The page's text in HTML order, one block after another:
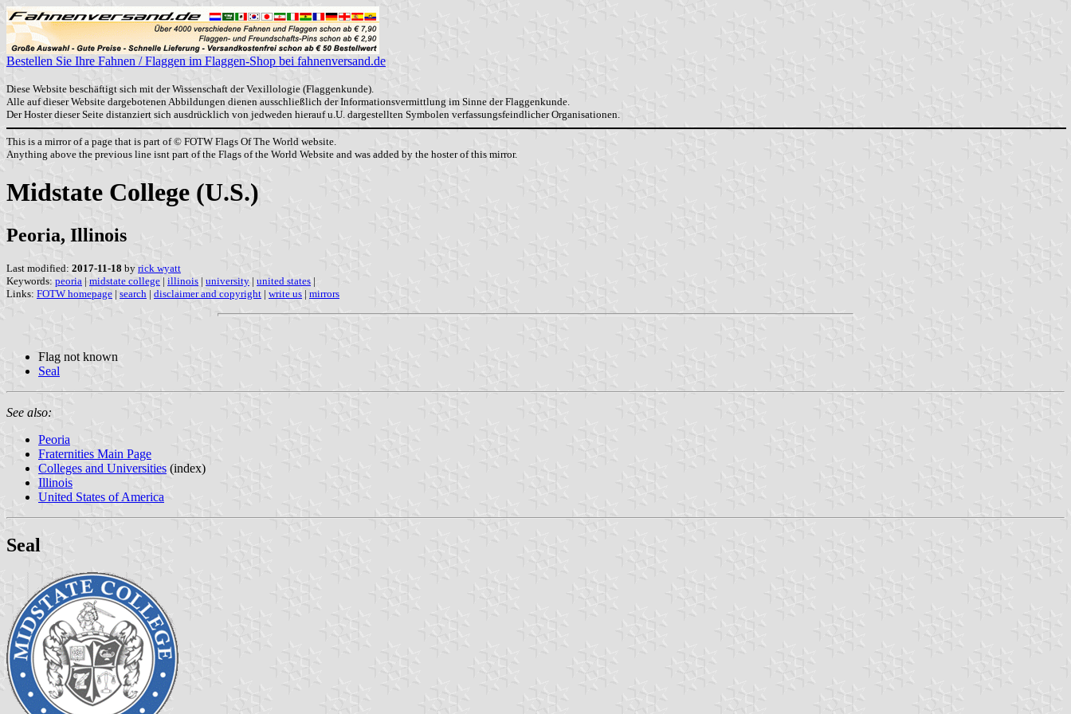
Bestellen Sie Ihre Fahnen / Flaggen im Flaggen-Shop bei fahnenversand.de
Diese Website beschäftigt sich mit der Wissenschaft der Vexillologie (Flaggenkunde).
Alle auf dieser Website dargebotenen Abbildungen dienen ausschließlich der Informationsvermittlung im Sinne der Flaggenkunde.
Der Hoster dieser Seite distanziert sich ausdrücklich von jedweden hierauf u.U. dargestellten Symbolen verfassungsfeindlicher Organisationen.
This is a mirror of a page that is part of © FOTW Flags Of The World website.
Anything above the previous line isnt part of the Flags of the World Website and was added by the hoster of this mirror.
Midstate College (U.S.)
Peoria, Illinois
Last modified: 2017-11-18 by rick wyatt
Keywords: peoria | midstate college | illinois | university | united states |
Links: FOTW homepage | search | disclaimer and copyright | write us | mirrors
Flag not known
Seal
See also:
Peoria
Fraternities Main Page
Colleges and Universities (index)
Illinois
United States of America
Seal